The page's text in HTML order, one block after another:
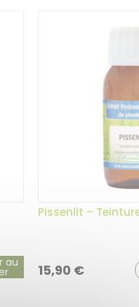
au
Pissenlit –
15,90 €